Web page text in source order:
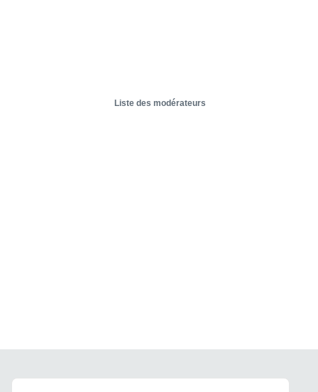
Liste des modérateurs